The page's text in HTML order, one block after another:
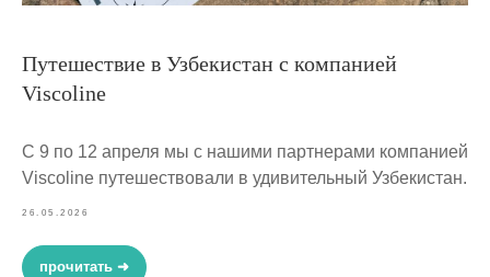
Путешествие в Узбекистан с компанией
Viscoline
С 9 по 12 апреля мы с нашими партнерами компанией
Viscoline путешествовали в удивительный Узбекистан.
26.05.2026
прочитать ➜